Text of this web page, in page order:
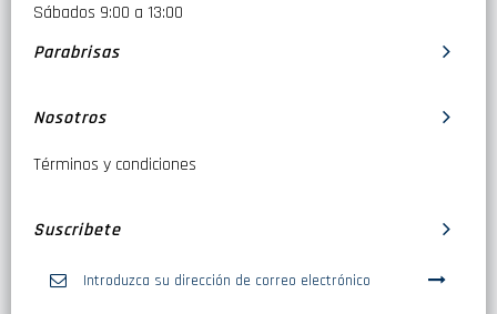
Sábados 9:00 a 13:00
Parabrisas
Nosotros
Términos y condiciones
Suscribete